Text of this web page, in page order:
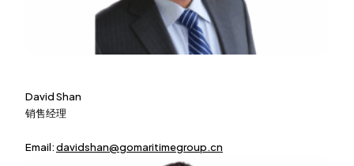
David Shan
销售经理
Email:davidshan@gomaritimegroup.cn